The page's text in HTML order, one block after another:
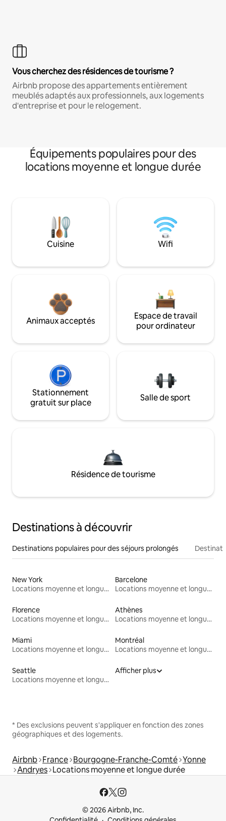
Vous cherchez des résidences de tourisme ?
Airbnb propose des appartements entièrement
meublés adaptés aux professionnels, aux logements
d'entreprise et pour le relogement.
Équipements populaires pour des
locations moyenne et longue durée
Cuisine Wifi
Animaux acceptés
Espace de travail
pour ordinateur
Stationnement
gratuit sur place
Salle de sport
Résidence de tourisme
Destinations à découvrir
Destinations populaires pour des séjours prolongés
New York
Locations moyenne et longue durée
Barcelone
Locations moyenne et longue durée
Florence
Locations moyenne et longue durée
Athènes
Locations moyenne et longue durée
Miami
Locations moyenne et longue durée
Montréal
Locations moyenne et longue durée
Seattle
Locations moyenne et longue durée
Afficher plus
* Des exclusions peuvent s'appliquer en fonction des zones
géographiques et des logements.
Airbnb France Bourgogne-Franche-Comté Yonne
Andryes Locations moyenne et longue durée
© 2026 Airbnb, Inc.